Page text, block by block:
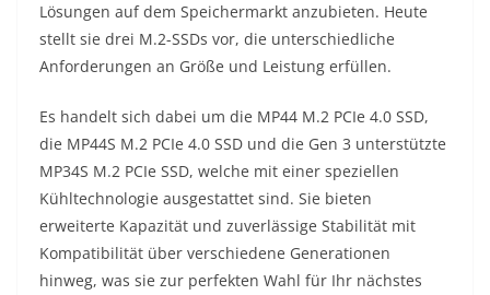
Lösungen auf dem Speichermarkt anzubieten. Heute
stellt sie drei M.2-SSDs vor, die unterschiedliche
Anforderungen an Größe und Leistung erfüllen.
Es handelt sich dabei um die MP44 M.2 PCIe 4.0 SSD,
die MP44S M.2 PCIe 4.0 SSD und die Gen 3 unterstützte
MP34S M.2 PCIe SSD, welche mit einer speziellen
Kühltechnologie ausgestattet sind. Sie bieten
erweiterte Kapazität und zuverlässige Stabilität mit
Kompatibilität über verschiedene Generationen
hinweg, was sie zur perfekten Wahl für Ihr nächstes